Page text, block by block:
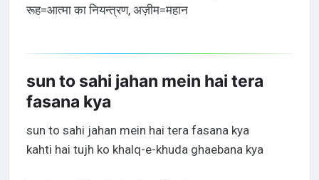
रूह=आत्मा का नियन्त्रण, अज़ीम=महान
sun to sahi jahan mein hai tera
fasana kya
sun to sahi jahan mein hai tera fasana kya
kahti hai tujh ko khalq-e-khuda ghaebana kya